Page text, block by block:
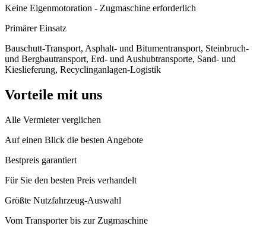
Keine Eigenmotoration - Zugmaschine erforderlich
Primärer Einsatz
Bauschutt-Transport, Asphalt- und Bitumentransport, Steinbruch-
und Bergbautransport, Erd- und Aushubtransporte, Sand- und
Kieslieferung, Recyclinganlagen-Logistik
Vorteile mit uns
Alle Vermieter verglichen
Auf einen Blick die besten Angebote
Bestpreis garantiert
Für Sie den besten Preis verhandelt
Größte Nutzfahrzeug-Auswahl
Vom Transporter bis zur Zugmaschine